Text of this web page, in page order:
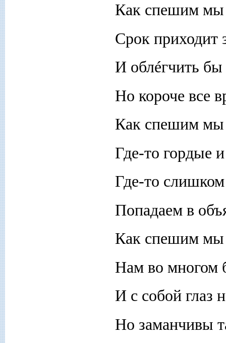
Как спешим
Срок приходит
И облéгчить
Но короче все
Как спешим
Где-то гордые
Где-то
Попадаем в
Как спешим
Нам во многом
И с собой глаз
Но заманчивы